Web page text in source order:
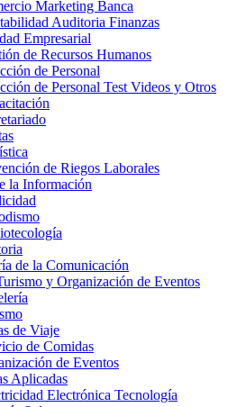
Marketing Banca
Auditoria Finanzas
Empresarial
de Recursos Humanos
de Personal
de Personal Test Videos y Otros
de Riegos Laborales
la Información
de la Comunicación
y Organización de Eventos
de Viaje
de Comidas
de Eventos
Aplicadas
Electrónica Tecnología